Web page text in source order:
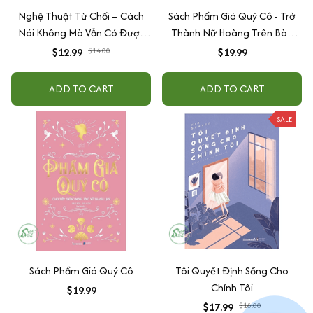
Nghệ Thuật Từ Chối – Cách
Nói Không Mà Vẫn Có Được
Đồng Thuận
$12.99 $14.00
ADD TO CART
Sách Phẩm Giá Quý Cô - Trở
Thành Nữ Hoàng Trên Bàn
Tiệc - Bản Quyền
$19.99
ADD TO CART
Sách Phẩm Giá Quý Cô
$19.99
SALE
Tôi Quyết Định Sống Cho
Chính Tôi
$17.99 $18.00